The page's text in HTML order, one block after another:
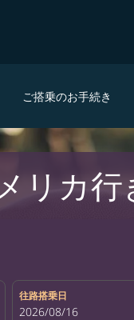
ご搭乗のお手続き
リカ
往路搭乗日
fc-booking-
2026/08/16